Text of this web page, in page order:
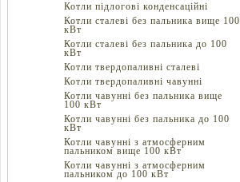
Котли підлогові конденсаційні
Котли сталеві без пальника вище 100
кВт
Котли сталеві без пальника до 100
кВт
Котли твердопаливні сталеві
Котли твердопаливні чавунні
Котли чавунні без пальника вище
100 кВт
Котли чавунні без пальника до 100
кВт
Котли чавунні з атмосферним
пальником вище 100 кВт
Котли чавунні з атмосферним
пальником до 100 кВт